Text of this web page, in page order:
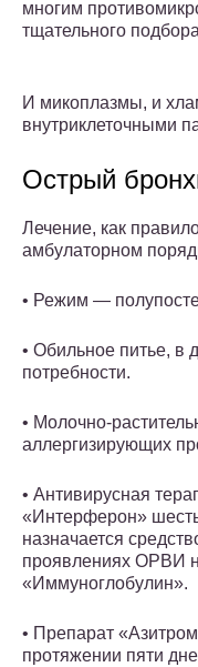
многим
тщательного
И микоплазмы, и
внутриклеточными
Острый
Лечение, как
амбулаторном
• Режим —
• Обильное питье, в
потребности.
• Молочно-
аллергизирующих
• Антивирусная
«Интерферон»
назначается
проявлениях ОРВИ
«Иммуноглобулин».
• Препарат
протяжении пяти